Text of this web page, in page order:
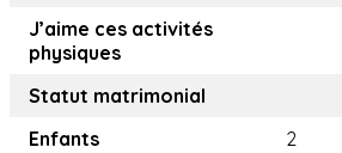
J’aime ces activités
physiques
Statut matrimonial
Enfants
2